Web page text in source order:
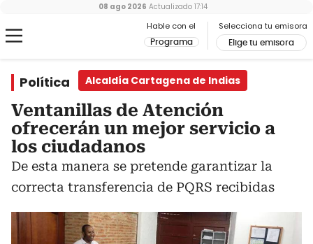
Hable con el
Programa
Selecciona tu emisora
Elige tu emisora
08 ago 2026 Actualizado 17:14
Política Alcaldía Cartagena de Indias
Ventanillas de Atención
ofrecerán un mejor servicio a
los ciudadanos
De esta manera se pretende garantizar la
correcta transferencia de PQRS recibidas